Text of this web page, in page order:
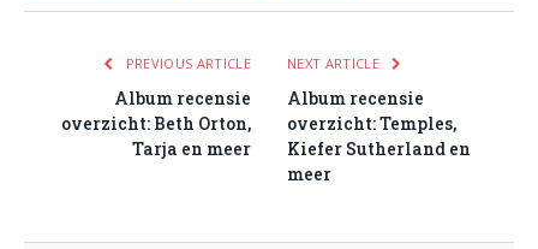
PREVIOUS ARTICLE
Album recensie
overzicht: Beth Orton,
Tarja en meer
NEXT ARTICLE
Album recensie
overzicht: Temples,
Kiefer Sutherland en
meer